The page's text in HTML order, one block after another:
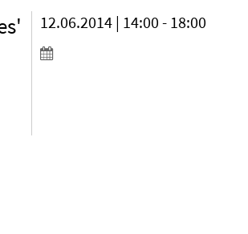
12.06.2014 | 14:00 - 18:00